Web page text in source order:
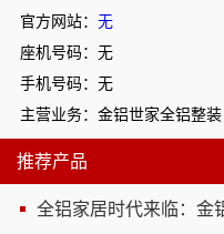
官方网站： 无
座机号码：无
手机号码：无
主营业务：金铝世家全铝整装
推荐产品
全铝家居时代来临：金